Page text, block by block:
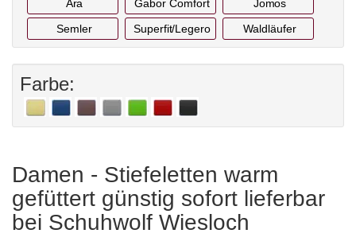
Ara Gabor Comfort Jomos
Semler Superfit/Legero Waldläufer
Farbe:
Damen - Stiefeletten warm
gefüttert günstig sofort lieferbar
bei Schuhwolf Wiesloch